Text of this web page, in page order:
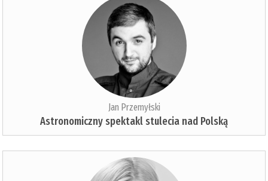
Jan Przemyłski
Astronomiczny spektakl stulecia nad Polską